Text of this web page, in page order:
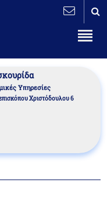
Υπηρεσίες
Χριστόδουλου 6